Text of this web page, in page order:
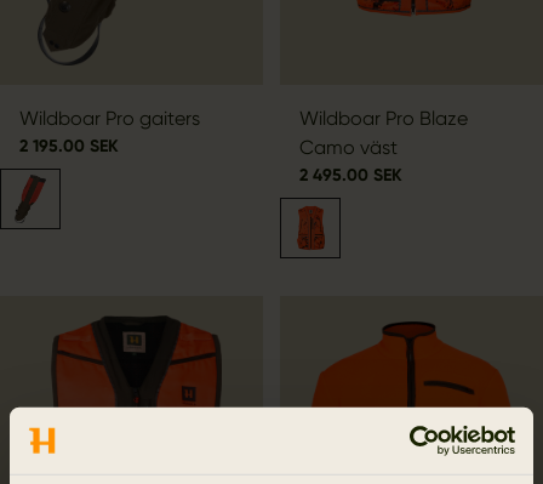
Wildboar Pro gaiters
2 195.00 SEK
Wildboar Pro Blaze
Camo väst
2 495.00 SEK